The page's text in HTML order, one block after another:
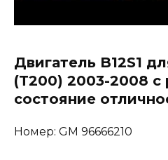
Двигатель B12S1
(T200) 2003-2008 с
состояние
Номер: GM 96666210